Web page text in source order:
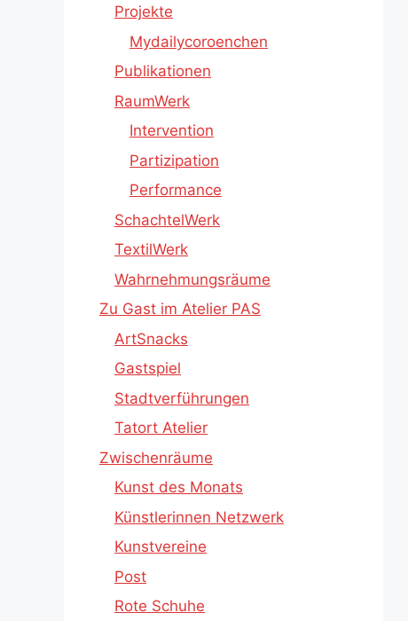
Projekte
Mydailycoroenchen
Publikationen
RaumWerk
Intervention
Partizipation
Performance
SchachtelWerk
TextilWerk
Wahrnehmungsräume
Zu Gast im Atelier PAS
ArtSnacks
Gastspiel
Stadtverführungen
Tatort Atelier
Zwischenräume
Kunst des Monats
Künstlerinnen Netzwerk
Kunstvereine
Post
Rote Schuhe